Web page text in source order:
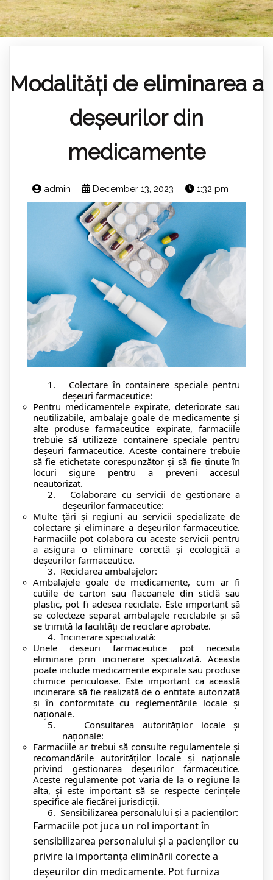
Modalități de eliminarea a
deșeurilor din
medicamente
admin December 13, 2023 1:32 pm
1.
Colectare în containere speciale pentru
deșeuri farmaceutice:
Pentru medicamentele expirate, deteriorate sau
neutilizabile, ambalaje goale de medicamente și
alte produse farmaceutice expirate, farmaciile
trebuie să utilizeze containere speciale pentru
deșeuri farmaceutice. Aceste containere trebuie
să fie etichetate corespunzător și să fie ținute în
locuri sigure pentru a preveni accesul
neautorizat.
2.
Colaborare cu servicii de gestionare a
deșeurilor farmaceutice:
Multe țări și regiuni au servicii specializate de
colectare și eliminare a deșeurilor farmaceutice.
Farmaciile pot colabora cu aceste servicii pentru
a asigura o eliminare corectă și ecologică a
deșeurilor farmaceutice.
3. Reciclarea ambalajelor:
Ambalajele goale de medicamente, cum ar fi
cutiile de carton sau flacoanele din sticlă sau
plastic, pot fi adesea reciclate. Este important să
se colecteze separat ambalajele reciclabile și să
se trimită la facilități de reciclare aprobate.
4. Incinerare specializată:
Unele deșeuri farmaceutice pot necesita
eliminare prin incinerare specializată. Aceasta
poate include medicamente expirate sau produse
chimice periculoase. Este important ca această
incinerare să fie realizată de o entitate autorizată
și în conformitate cu reglementările locale și
naționale.
5.
Consultarea autorităților locale și
naționale:
Farmaciile ar trebui să consulte regulamentele și
recomandările autorităților locale și naționale
privind gestionarea deșeurilor farmaceutice.
Aceste regulamente pot varia de la o regiune la
alta, și este important să se respecte cerințele
specifice ale fiecărei jurisdicții.
6. Sensibilizarea personalului și a pacienților:
Farmaciile pot juca un rol important în
sensibilizarea personalului și a pacienților cu
privire la importanța eliminării corecte a
deșeurilor din medicamente. Pot furniza